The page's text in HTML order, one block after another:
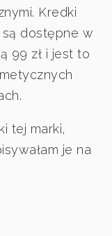
Kredki
dostępne w
99 zł i jest to
tej marki,
je na